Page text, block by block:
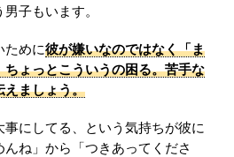
子もいます。
ために彼が嫌いなのではなく「ま
ょっとこういうの困る。苦手な
えましょう。
にしてる、という気持ちが彼に
ね」から「つきあってくださ